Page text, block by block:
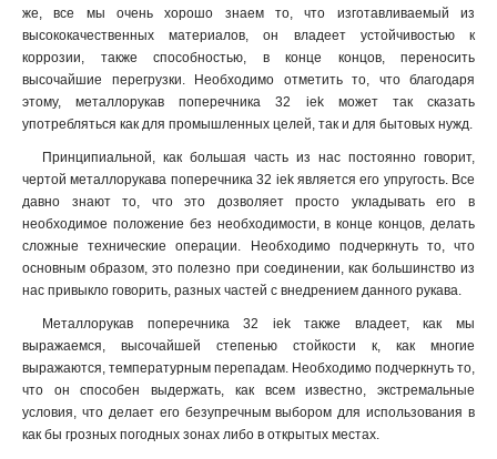
же, все мы очень хорошо знаем то, что изготавливаемый из
высококачественных материалов, он владеет устойчивостью к
коррозии, также способностью, в конце концов, переносить
высочайшие перегрузки. Необходимо отметить то, что благодаря
этому, металлорукав поперечника 32 iek может так сказать
употребляться как для промышленных целей, так и для бытовых нужд.
Принципиальной, как большая часть из нас постоянно говорит,
чертой металлорукава поперечника 32 iek является его упругость. Все
давно знают то, что это дозволяет просто укладывать его в
необходимое положение без необходимости, в конце концов, делать
сложные технические операции. Необходимо подчеркнуть то, что
основным образом, это полезно при соединении, как большинство из
нас привыкло говорить, разных частей с внедрением данного рукава.
Металлорукав поперечника 32 iek также владеет, как мы
выражаемся, высочайшей степенью стойкости к, как многие
выражаются, температурным перепадам. Необходимо подчеркнуть то,
что он способен выдержать, как всем известно, экстремальные
условия, что делает его безупречным выбором для использования в
как бы грозных погодных зонах либо в открытых местах.